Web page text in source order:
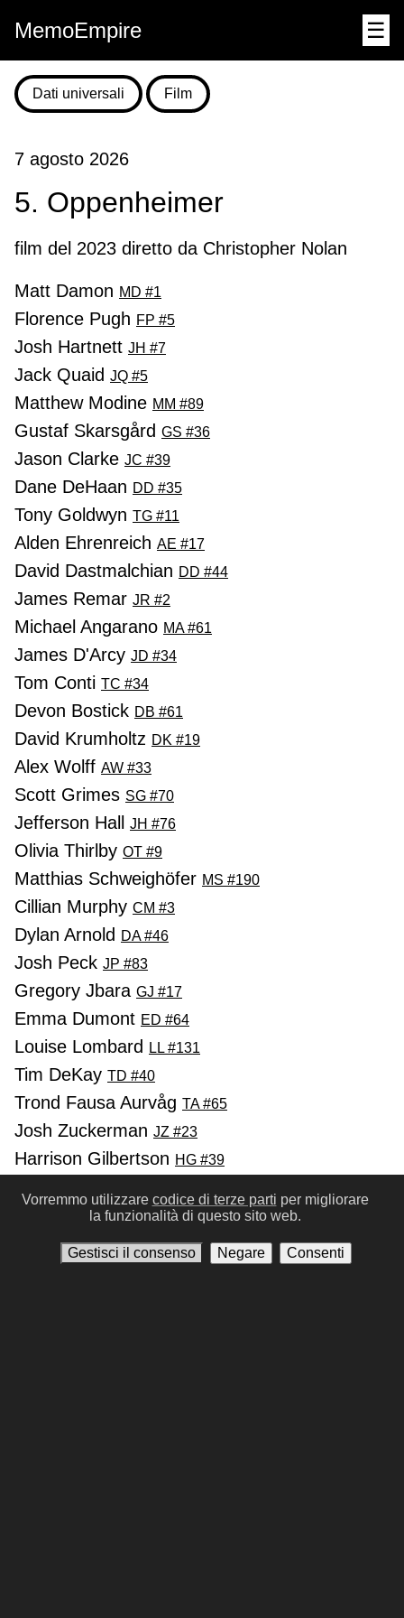
MemoEmpire ☰
Dati universali Film
7 agosto 2026
5. Oppenheimer
film del 2023 diretto da Christopher Nolan
Matt Damon MD #1
Florence Pugh FP #5
Josh Hartnett JH #7
Jack Quaid JQ #5
Matthew Modine MM #89
Gustaf Skarsgård GS #36
Jason Clarke JC #39
Dane DeHaan DD #35
Tony Goldwyn TG #11
Alden Ehrenreich AE #17
David Dastmalchian DD #44
James Remar JR #2
Michael Angarano MA #61
James D'Arcy JD #34
Tom Conti TC #34
Devon Bostick DB #61
David Krumholtz DK #19
Alex Wolff AW #33
Scott Grimes SG #70
Jefferson Hall JH #76
Olivia Thirlby OT #9
Matthias Schweighöfer MS #190
Cillian Murphy CM #3
Dylan Arnold DA #46
Josh Peck JP #83
Gregory Jbara GJ #17
Emma Dumont ED #64
Louise Lombard LL #131
Tim DeKay TD #40
Trond Fausa Aurvåg TA #65
Josh Zuckerman JZ #23
Harrison Gilbertson HG #39
Casey AffleckCA #5
Christopher DenhamCD #148
Guy Burnet
Vorremmo utilizzare codice di terze parti per migliorare
la funzionalità di questo sito web.
Gestisci il consenso Negare Consenti